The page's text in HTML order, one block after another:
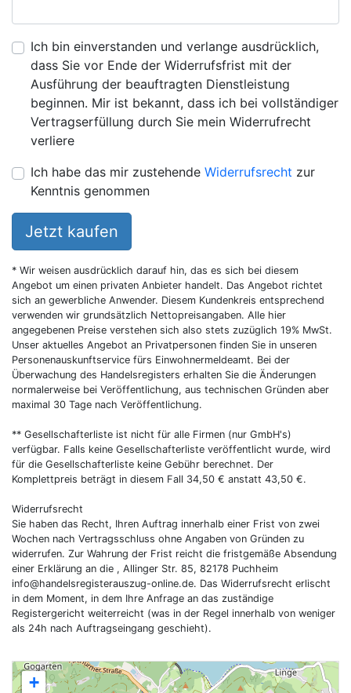
+
Ich bin einverstanden und verlange ausdrücklich,
dass Sie vor Ende der Widerrufsfrist mit der
Ausführung der beauftragten Dienstleistung
beginnen. Mir ist bekannt, dass ich bei vollständiger
Vertragserfüllung durch Sie mein Widerrufrecht
verliere
Ich habe das mir zustehende Widerrufsrecht zur
Kenntnis genommen
Jetzt kaufen
* Wir weisen ausdrücklich darauf hin, das es sich bei diesem
Angebot um einen privaten Anbieter handelt. Das Angebot richtet
sich an gewerbliche Anwender. Diesem Kundenkreis entsprechend
verwenden wir grundsätzlich Nettopreisangaben. Alle hier
angegebenen Preise verstehen sich also stets zuzüglich 19% MwSt.
Unser aktuelles Angebot an Privatpersonen finden Sie in unseren
Personenauskunftservice fürs Einwohnermeldeamt. Bei der
Überwachung des Handelsregisters erhalten Sie die Änderungen
normalerweise bei Veröffentlichung, aus technischen Gründen aber
maximal 30 Tage nach Veröffentlichung.
** Gesellschafterliste ist nicht für alle Firmen (nur GmbH's)
verfügbar. Falls keine Gesellschafterliste veröffentlicht wurde, wird
für die Gesellschafterliste keine Gebühr berechnet. Der
Komplettpreis beträgt in diesem Fall 34,50 € anstatt 43,50 €.
Widerrufsrecht
Sie haben das Recht, Ihren Auftrag innerhalb einer Frist von zwei
Wochen nach Vertragsschluss ohne Angaben von Gründen zu
widerrufen. Zur Wahrung der Frist reicht die fristgemäße Absendung
einer Erklärung an die , Allinger Str. 85, 82178 Puchheim
info@handelsregisterauszug-online.de. Das Widerrufsrecht erlischt
in dem Moment, in dem Ihre Anfrage an das zuständige
Registergericht weiterreicht (was in der Regel innerhalb von weniger
als 24h nach Auftragseingang geschieht).